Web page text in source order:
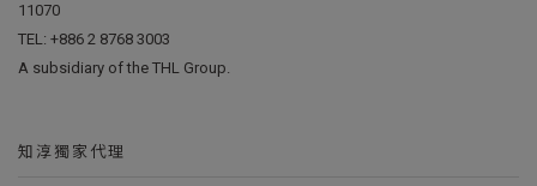
11070
TEL: +886 2 8768 3003
A subsidiary of the THL Group.
知淳獨家代理